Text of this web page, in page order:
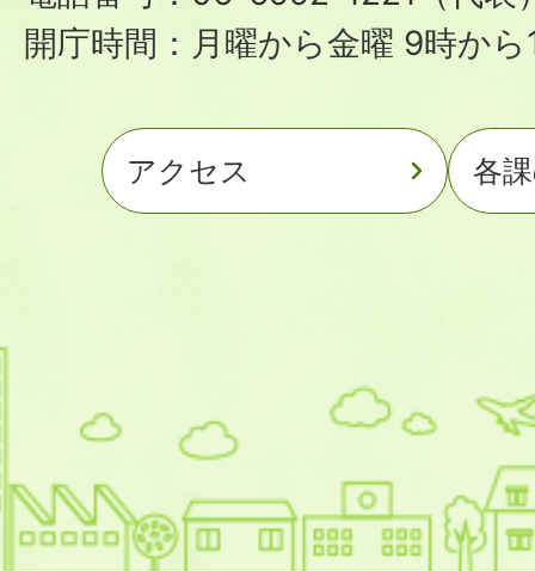
開庁時間：月曜から金曜 9時か
アクセス 各